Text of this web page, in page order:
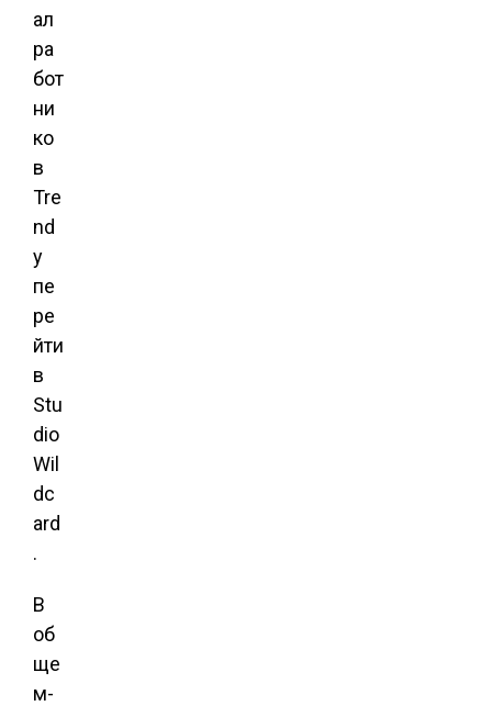
ал
ра
бот
ни
ко
в
Tre
nd
y
пе
ре
йти
в
Stu
dio
Wil
dc
ard
.
В
об
ще
м-